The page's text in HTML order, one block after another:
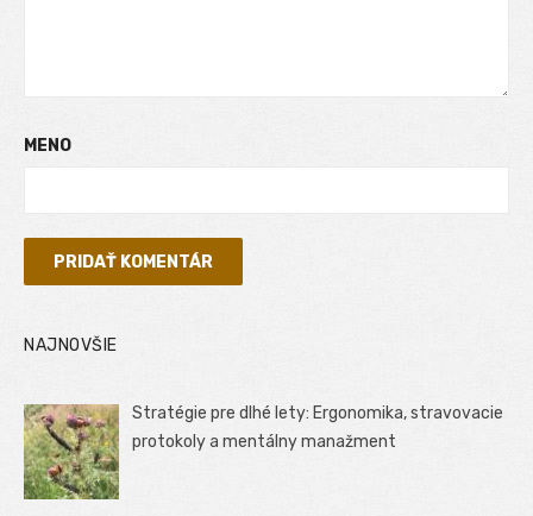
MENO
NAJNOVŠIE
Stratégie pre dlhé lety: Ergonomika, stravovacie
protokoly a mentálny manažment